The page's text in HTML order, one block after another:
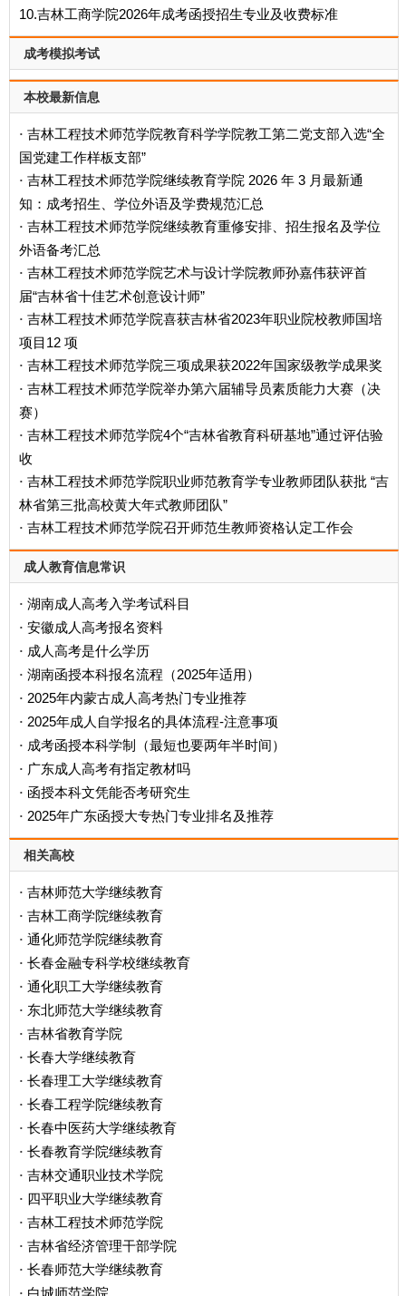
10.吉林工商学院2026年成考函授招生专业及收费标准
成考模拟考试
本校最新信息
· 吉林工程技术师范学院教育科学学院教工第二党支部入选“全
国党建工作样板支部”
· 吉林工程技术师范学院继续教育学院 2026 年 3 月最新通
知：成考招生、学位外语及学费规范汇总
· 吉林工程技术师范学院继续教育重修安排、招生报名及学位
外语备考汇总
· 吉林工程技术师范学院艺术与设计学院教师孙嘉伟获评首
届“吉林省十佳艺术创意设计师”
· 吉林工程技术师范学院喜获吉林省2023年职业院校教师国培
项目12 项
· 吉林工程技术师范学院三项成果获2022年国家级教学成果奖
· 吉林工程技术师范学院举办第六届辅导员素质能力大赛（决
赛）
· 吉林工程技术师范学院4个“吉林省教育科研基地”通过评估验
收
· 吉林工程技术师范学院职业师范教育学专业教师团队获批 “吉
林省第三批高校黄大年式教师团队”
· 吉林工程技术师范学院召开师范生教师资格认定工作会
成人教育信息常识
· 湖南成人高考入学考试科目
· 安徽成人高考报名资料
· 成人高考是什么学历
· ‌湖南函授本科报名流程（2025年适用）‌
· 2025年内蒙古成人高考热门专业推荐
· 2025年成人自学报名的具体流程-注意事项
· 成考函授本科学制（最短也要两年半时间）
· 广东成人高考有指定教材吗
· 函授本科文凭能否考研究生
· 2025年广东函授大专热门专业排名及推荐
相关高校
· 吉林师范大学继续教育
· 吉林工商学院继续教育
· 通化师范学院继续教育
· 长春金融专科学校继续教育
· 通化职工大学继续教育
· 东北师范大学继续教育
· 吉林省教育学院
· 长春大学继续教育
· 长春理工大学继续教育
· 长春工程学院继续教育
· 长春中医药大学继续教育
· 长春教育学院继续教育
· 吉林交通职业技术学院
· 四平职业大学继续教育
· 吉林工程技术师范学院
· 吉林省经济管理干部学院
· 长春师范大学继续教育